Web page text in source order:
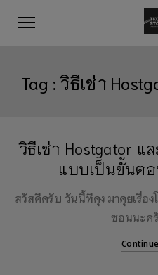
Tag :วิธีเช่า
วิธีเช่า Hostgator แ
แบบเป็นขั้นต
สวัสดีครับ วันนี้ทีคุง มาคุยเรื่อง
ซอนนะค